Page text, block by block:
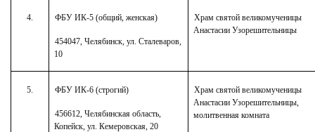
4. ФБУ ИК-5 (общий, женская)
454047, Челябинск, ул. Сталеваров,
10
Храм святой великомученицы
Анастасии Узорешительницы
5. ФБУ ИК-6 (строгий)
456612, Челябинская область,
Копейск, ул. Кемеровская, 20
Храм святой великомученицы
Анастасии Узорешительницы,
молитвенная комната